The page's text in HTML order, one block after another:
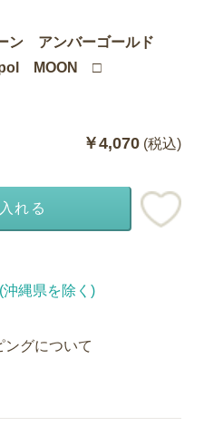
ン アンバーゴールド
MOON □
￥4,070 (税込)
れる
縄県を除く)
ングについて